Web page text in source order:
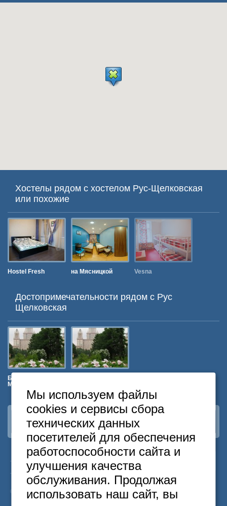
Хостелы рядом с хостелом Рус-Щелковская
или похожие
Hostel Fresh на Мясницкой Vesna
Достопримечательности рядом c Рус
Щелковская
Ботанический Сад
МГУ
Наша группа ВКонтакте
Москва
Санкт-Петербург
Бесплатный
+7 495 646-74-40
+7 812
418-22-18
8 800 222-58-32
© 2015 Hostels of Moscow. Все права защищены.
Мы используем файлы
cookies и сервисы сбора
технических данных
посетителей для обеспечения
работоспособности сайта и
улучшения качества
обслуживания. Продолжая
использовать наш сайт, вы